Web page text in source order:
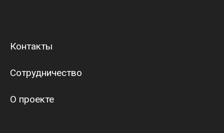
Контакты
Сотрудничество
О проекте